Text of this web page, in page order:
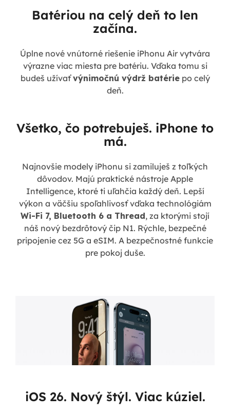
Batériou na celý deň to len
začína.
Úplne nové vnútorné riešenie iPhonu Air vytvára
výrazne viac miesta pre batériu. Vďaka tomu si
budeš užívaťvýnimočnú výdrž batériepo celý
deň.
Všetko, čo potrebuješ. iPhone to
má.
Najnovšie modely iPhonu si zamiluješ z toľkých
dôvodov. Majú praktické nástroje Apple
Intelligence, ktoré ti uľahčia každý deň. Lepší
výkon a väčšiu spoľahlivosť vďaka technológiám
Wi-Fi 7, Bluetooth 6 a Thread, za ktorými stojí
náš nový bezdrôtový čip N1. Rýchle, bezpečné
pripojenie cez 5G a eSIM. A bezpečnostné funkcie
pre pokoj duše.
iOS 26. Nový štýl. Viac kúziel.